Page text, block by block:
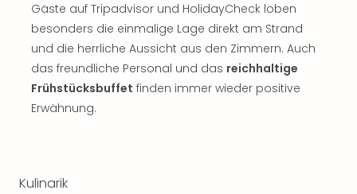
Gäste auf Tripadvisor und HolidayCheck loben
besonders die einmalige Lage direkt am Strand
und die herrliche Aussicht aus den Zimmern. Auch
das freundliche Personal und das reichhaltige
Frühstücksbuffet finden immer wieder positive
Erwähnung.
Kulinarik